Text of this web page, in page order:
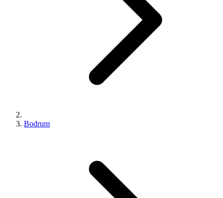
Bodrum